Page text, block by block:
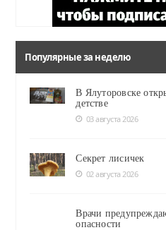
Популярные за неделю
В Ялуторовске
детстве
03 августа 2026
Секрет лисичек
02 августа 2026
Врачи
опасности